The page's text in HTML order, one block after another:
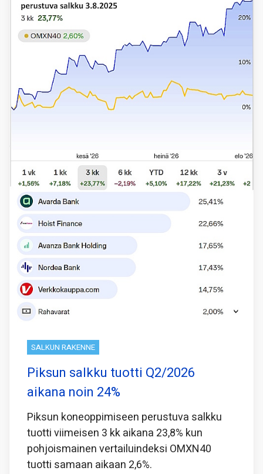
SALKUN RAKENNE
Piksun salkku tuotti Q2/2026
aikana noin 24%
Piksun koneoppimiseen perustuva salkku
tuotti viimeisen 3 kk aikana 23,8% kun
pohjoismainen vertailuindeksi OMXN40
tuotti samaan aikaan 2,6%.